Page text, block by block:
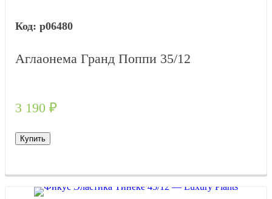
р06480
Аглаонема Гранд Поппи 35/12
3 190 ₽
Купить